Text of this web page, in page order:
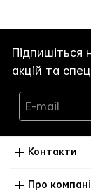
Підпишіться
акцій та
Контакти
Про